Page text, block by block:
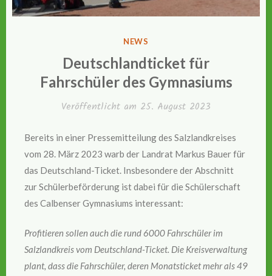
VERÖFFENTLICHT
NEWS
Deutschlandticket für
Fahrschüler des Gymnasiums
Veröffentlicht am 25. August 2023
Bereits in einer Pressemitteilung des Salzlandkreises
vom 28. März 2023 warb der Landrat Markus Bauer für
das Deutschland-Ticket. Insbesondere der Abschnitt
zur Schülerbeförderung ist dabei für die Schülerschaft
des Calbenser Gymnasiums interessant:
Profitieren sollen auch die rund 6000 Fahrschüler im
Salzlandkreis vom Deutschland-Ticket. Die Kreisverwaltung
plant, dass die Fahrschüler, deren Monatsticket mehr als 49